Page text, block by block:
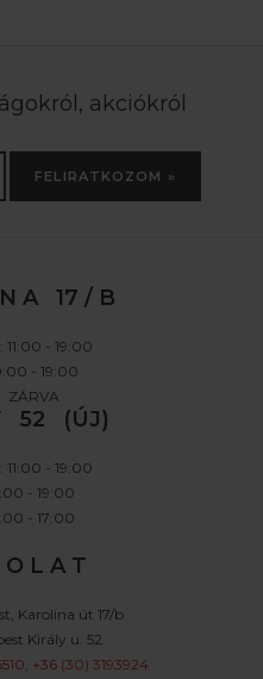
akciókról
FELIRATKOZOM »
A 17 / B
- 19:00
- 19:00
ZÁRVA
52 (ÚJ)
- 19:00
- 19:00
- 17:00
O L A T
Karolina út 17/b
Király u. 52.
, +36 (30) 3193924